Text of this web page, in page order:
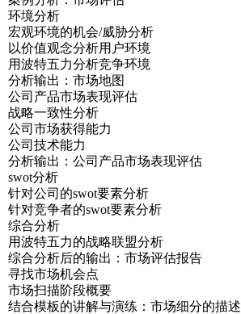
环境分析
宏观环境的机会/威胁分析
以价值观念分析用户环境
用波特五力分析竞争环境
分析输出：市场地图
公司产品市场表现评估
战略一致性分析
公司市场获得能力
公司技术能力
分析输出：公司产品市场表现评估
swot分析
针对公司的swot要素分析
针对竞争者的swot要素分析
综合分析
用波特五力的战略联盟分析
综合分析后的输出：市场评估报告
寻找市场机会点
市场扫描阶段概要
结合模板的讲解与演练：市场细分的描述